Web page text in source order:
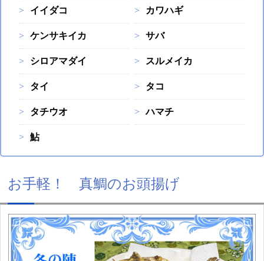
イイダコ カワハギ
ケンサキイカ サバ
シロアマダイ スルメイカ
タイ タコ
タチウオ ハマチ
鮎
お手軽！ 真鯛のお頭揚げ